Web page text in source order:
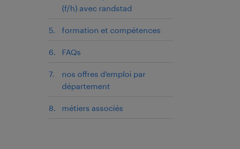
(f/h) avec randstad
formation et compétences
FAQs
nos offres d’emploi par
département
métiers associés